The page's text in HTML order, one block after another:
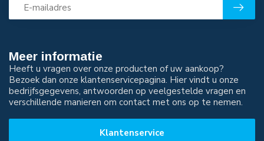
Meer informatie
Heeft u vragen over onze producten of uw aankoop?
Bezoek dan onze klantenservicepagina. Hier vindt u onze
bedrijfsgegevens, antwoorden op veelgestelde vragen en
verschillende manieren om contact met ons op te nemen.
Klantenservice